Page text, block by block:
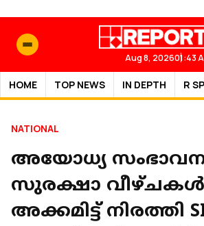
Aug 8, 202601:43
HOME TOP NEWS IN DEPTH R
NATIONAL
അയോധ്യ സംഭാവനാ
സുരക്ഷാ വീഴ്ചകൾ
അക്കമിട്ട് നിരത്തി